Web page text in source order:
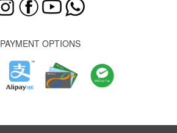
PAYMENT OPTIONS